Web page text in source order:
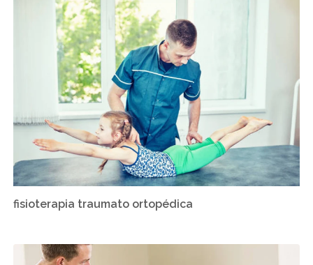
fisioterapia traumato ortopédica